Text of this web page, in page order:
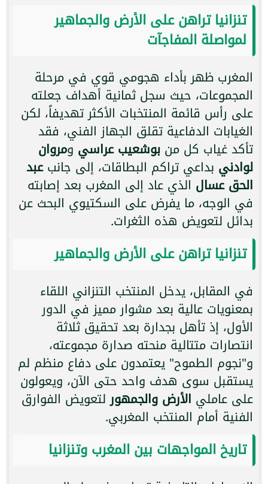
تنزانيا تراهن على الأرض والجماهير
لمواصلة المفاجآت
المغرب ظهر بأداء هجومي قوي في مرحلة
المجموعات، حيث سجل ثمانية أهداف جعلته
على رأس قائمة المنتخبات الأكثر تهديفاً، لكن
الغيابات الدفاعية تقلق الجهاز الفني، فقد
تأكد غياب كل من بوشعيب عراسي ومروان
لوادني بداعي تراكم البطاقات، إلى جانبعبد
الحق عسال الذي عاد إلى المغرب بعد إصابته
في الوجه، ما يفرض على السكتيوي البحث عن
بدائل لتعويض هذه الثغرات.
تنزانيا تراهن على الأرض والجماهير
في المقابل، يدخل المنتخب التنزاني اللقاء
بمعنويات عالية بعد مشوار مميز في الدور
الأول، إذ تأهل بجدارة بعد تحقيق ثلاثة
انتصارات متتالية منحته صدارة مجموعته،
و"نجوم الطموح" يعتمدون على دفاع منظم لم
يستقبل سوى هدف واحد حتى الآن، ويعولون
على عاملي الأرض والجمهورلتعويض الفوارق
الفنية أمام المنتخب المغربي.
تاريخ المواجهات بين المغرب وتنزانيا